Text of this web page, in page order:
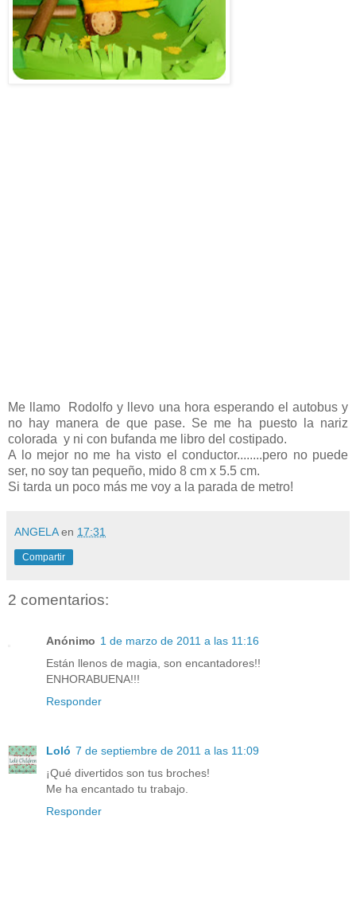
Me llamo Rodolfo y llevo una hora esperando el autobus y
no hay manera de que pase. Se me ha puesto la nariz
colorada y ni con bufanda me libro del costipado.
A lo mejor no me ha visto el conductor........pero no puede
ser, no soy tan pequeño, mido 8 cm x 5.5 cm.
Si tarda un poco más me voy a la parada de metro!
ANGELA en 17:31
Compartir
2 comentarios:
Anónimo 1 de marzo de 2011 a las 11:16
Están llenos de magia, son encantadores!!
ENHORABUENA!!!
Responder
Loló 7 de septiembre de 2011 a las 11:09
¡Qué divertidos son tus broches!
Me ha encantado tu trabajo.
Responder